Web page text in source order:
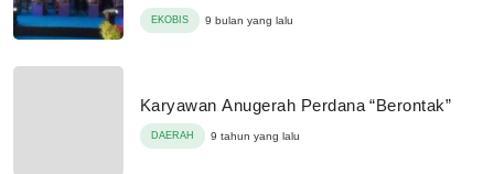
EKOBIS 9 bulan yang lalu
Karyawan Anugerah Perdana “Berontak”
DAERAH 9 tahun yang lalu